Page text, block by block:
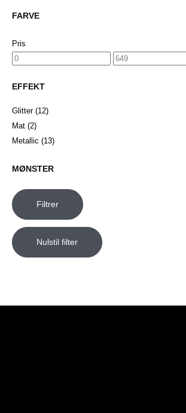
FARVE
Pris
EFFEKT
Glitter (12)
Mat (2)
Metallic (13)
MØNSTER
Filtrer
Nulstil filter